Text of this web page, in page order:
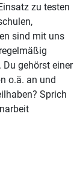
zu testen
sind mit uns
gehörst einer
o.ä. an und
Sprich